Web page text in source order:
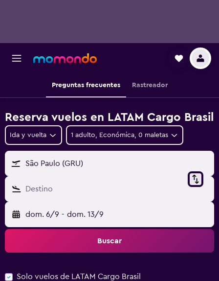
Preguntas frecuentes Rastreador
Reserva vuelos en LATAM Cargo Brasil
Ida y vuelta 1 adulto, Económica, 0 maletas
São Paulo (GRU)
Destino
dom. 6/9 - dom. 13/9
Buscar
Solo vuelos de LATAM Cargo Brasil